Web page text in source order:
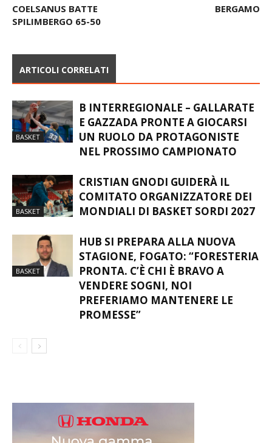
COELSANUS BATTE
SPILIMBERGO 65-50
BERGAMO
ARTICOLI CORRELATI
BASKET
B INTERREGIONALE – GALLARATE
E GAZZADA PRONTE A GIOCARSI
UN RUOLO DA PROTAGONISTE
NEL PROSSIMO CAMPIONATO
BASKET
CRISTIAN GNODI GUIDERÀ IL
COMITATO ORGANIZZATORE DEI
MONDIALI DI BASKET SORDI 2027
BASKET
HUB SI PREPARA ALLA NUOVA
STAGIONE, FOGATO: “FORESTERIA
PRONTA. C’È CHI È BRAVO A
VENDERE SOGNI, NOI
PREFERIAMO MANTENERE LE
PROMESSE”